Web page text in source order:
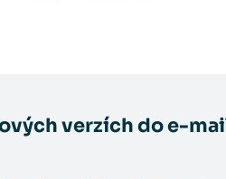
verzích do e-